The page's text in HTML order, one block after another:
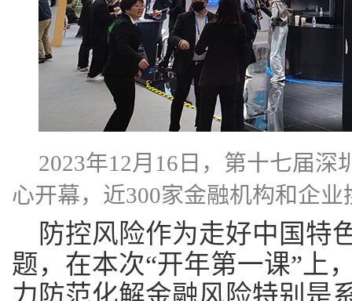
2023年12月16日，第十七届
心开幕，近300家金融机构和企
防控风险作为走好中国特
题，在本次“开年第一课”上
力防范化解金融风险特别是